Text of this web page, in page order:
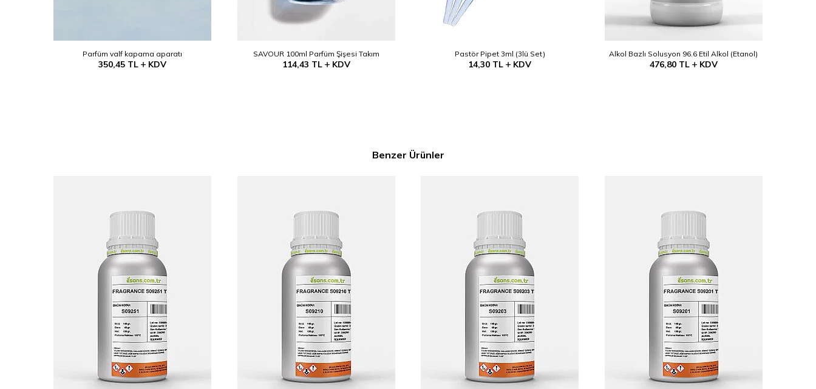
Parfüm valf kapama aparatı
350,45 TL KDV
SAVOUR 100ml Parfüm Şişesi Takım
114,43 TL KDV
Pastör Pipet 3ml (3lü Set)
14,30 TL KDV
Alkol Bazlı Solusyon 96.6 Etil Alkol (Etanol)
476,80TL KDV
Benzer Ürünler